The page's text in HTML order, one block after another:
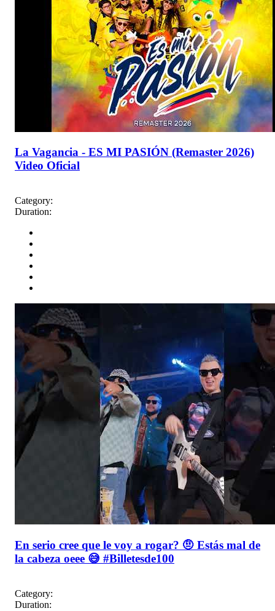
La Vagancia - ES MI PASIÓN (Remaster 2026)
Video Oficial
Category:
Duration:
En serio cree que le voy a rogar? 🤨 Estás mal de
la cabeza oeee 😅 #Billetesde100
Category:
Duration: